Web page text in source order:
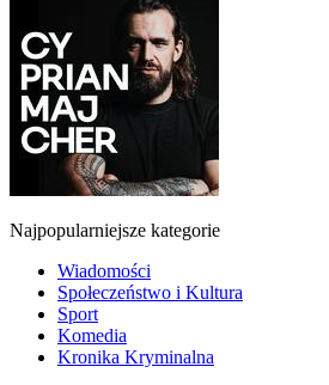
Najpopularniejsze kategorie
Wiadomości
Społeczeństwo i Kultura
Sport
Komedia
Kronika Kryminalna